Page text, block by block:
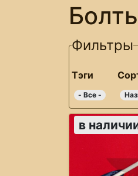
Фильтры
Тэги
- Все -
в